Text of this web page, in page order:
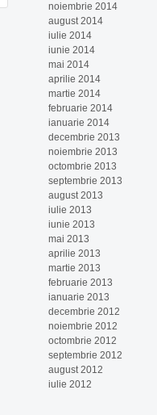
noiembrie 2014
august 2014
iulie 2014
iunie 2014
mai 2014
aprilie 2014
martie 2014
februarie 2014
ianuarie 2014
decembrie 2013
noiembrie 2013
octombrie 2013
septembrie 2013
august 2013
iulie 2013
iunie 2013
mai 2013
aprilie 2013
martie 2013
februarie 2013
ianuarie 2013
decembrie 2012
noiembrie 2012
octombrie 2012
septembrie 2012
august 2012
iulie 2012